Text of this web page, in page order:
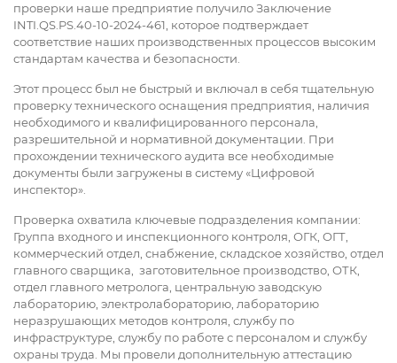
проверки наше предприятие получило Заключение
INTI.QS.PS.40-10-2024-461, которое подтверждает
соответствие наших производственных процессов высоким
стандартам качества и безопасности.
Этот процесс был не быстрый и включал в себя тщательную
проверку технического оснащения предприятия, наличия
необходимого и квалифицированного персонала,
разрешительной и нормативной документации. При
прохождении технического аудита все необходимые
документы были загружены в систему «Цифровой
инспектор».
Проверка охватила ключевые подразделения компании:
Группа входного и инспекционного контроля, ОГК, ОГТ,
коммерческий отдел, снабжение, складское хозяйство, отдел
главного сварщика, заготовительное производство, ОТК,
отдел главного метролога, центральную заводскую
лабораторию, электролабораторию, лабораторию
неразрушающих методов контроля, службу по
инфраструктуре, службу по работе с персоналом и службу
охраны труда. Мы провели дополнительную аттестацию